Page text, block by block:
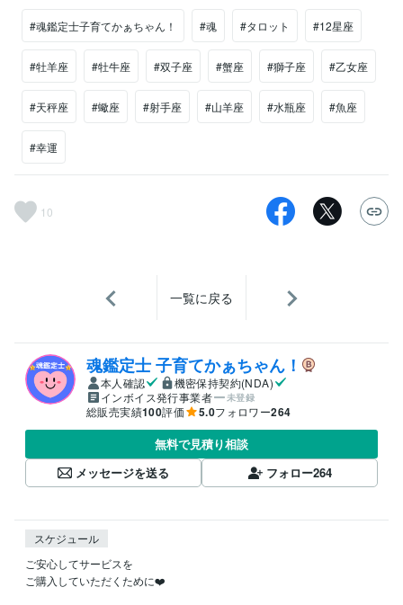
#魂鑑定士子育てかぁちゃん！ #魂 #タロット #12星座
#牡羊座 #牡牛座 #双子座 #蟹座 #獅子座 #乙女座
#天秤座 #蠍座 #射手座 #山羊座 #水瓶座 #魚座
#幸運
10
一覧に戻る
魂鑑定士 子育てかぁちゃん！
本人確認
機密保持契約(NDA)
インボイス発行事業者
未登録
総販売実績100評価 5.0フォロワー264
無料で見積り相談
メッセージを送る
フォロー264
スケジュール
ご安心してサービスを
ご購入していただくために❤️